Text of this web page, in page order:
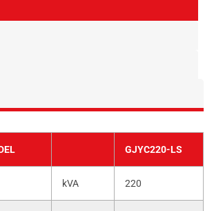
GJYC220-LS
kVA 220